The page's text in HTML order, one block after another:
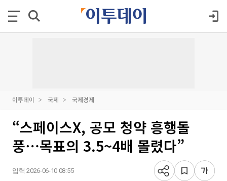
이투데이 국제 국제경제
“스페이스X, 공모 청약 흥행돌
풍⋯목표의 3.5~4배 몰렸다”
입력 2026-06-10 08:55